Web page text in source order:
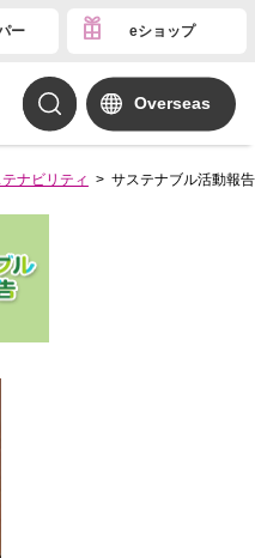
ー eショップ
Overseas
ナビリティ サステナブル活動報告